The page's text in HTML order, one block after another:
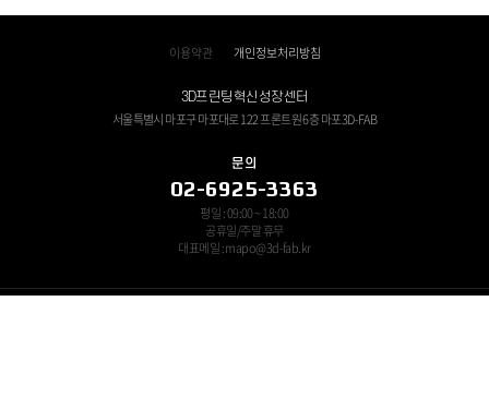
이용약관 개인정보처리방침
3D프린팅혁신성장센터
서울특별시 마포구 마포대로 122 프론트원 6층 마포3D-FAB
문의
02-6925-3363
평일 : 09:00 ~ 18:00
공휴일/주말 휴무
대표메일 : mapo@3d-fab.kr